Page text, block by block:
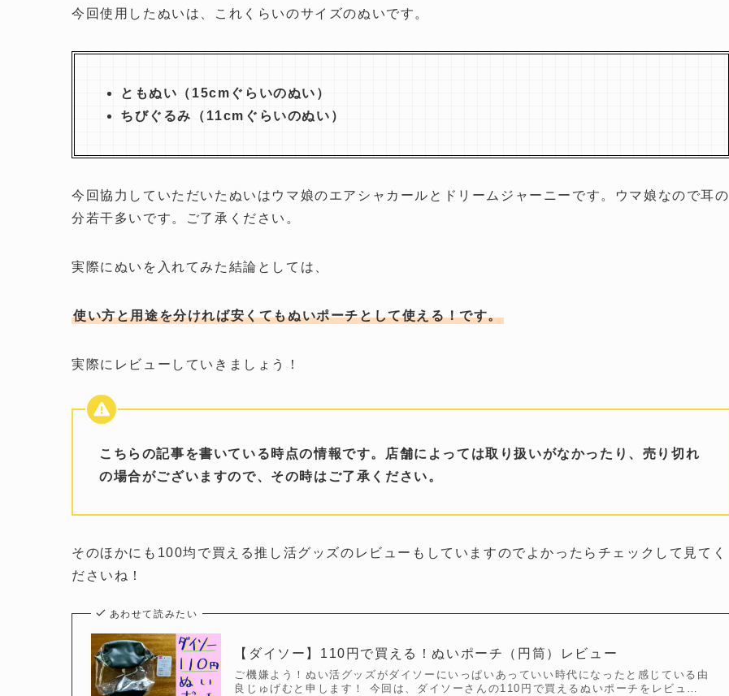
今回使用したぬいは、これくらいのサイズのぬいです。
ともぬい（15cmぐらいのぬい）
ちびぐるみ（11cmぐらいのぬい）
今回協力していただいたぬいはウマ娘のエアシャカールとドリームジャーニーです。ウマ娘なので耳の
分若干多いです。ご了承ください。
実際にぬいを入れてみた結論としては、
使い方と用途を分ければ安くてもぬいポーチとして使える！です。
実際にレビューしていきましょう！
こちらの記事を書いている時点の情報です。店舗によっては取り扱いがなかったり、売り切れ
の場合がございますので、その時はご了承ください。
そのほかにも100均で買える推し活グッズのレビューもしていますのでよかったらチェックして見てく
ださいね！
あわせて読みたい
【ダイソー】110円で買える！ぬいポーチ（円筒）レビュー
ご機嫌よう！ぬい活グッズがダイソーにいっぱいあっていい時代になったと感じている由
良じゅげむと申します！ 今回は、ダイソーさんの110円で買えるぬいポーチをレビュ…